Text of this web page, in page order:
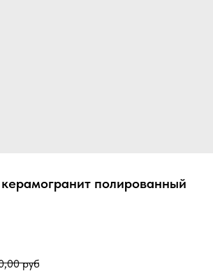
полированный
руб